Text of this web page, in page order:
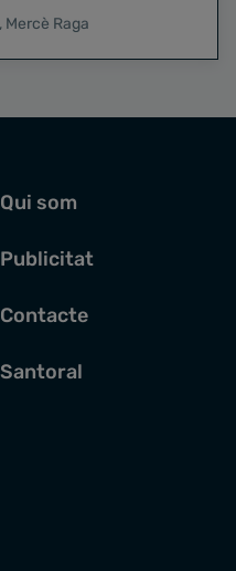
, Mercè Raga
Qui som
Publicitat
Contacte
Santoral